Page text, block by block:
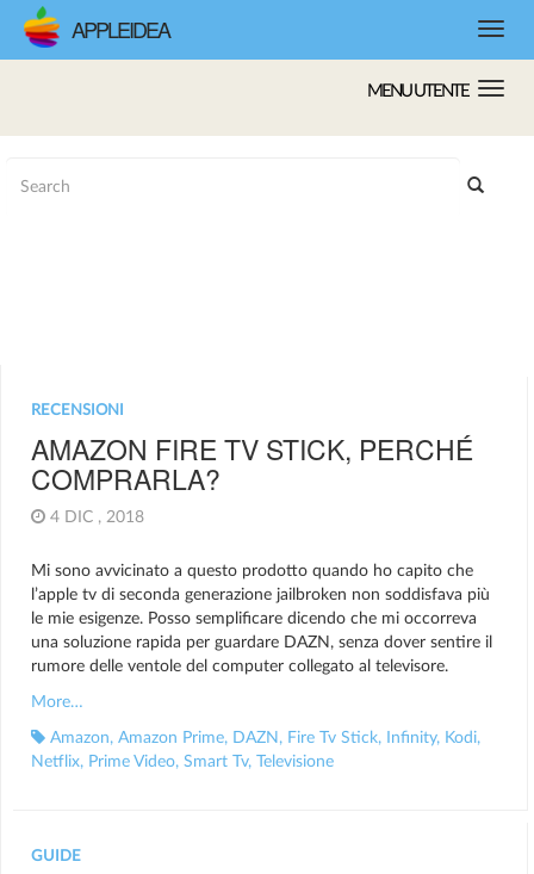
APPLEIDEA
MENU UTENTE
RECENSIONI
AMAZON FIRE TV STICK, PERCHÉ
COMPRARLA?
4 DIC , 2018
Mi sono avvicinato a questo prodotto quando ho capito che
l’apple tv di seconda generazione jailbroken non soddisfava più
le mie esigenze. Posso semplificare dicendo che mi occorreva
una soluzione rapida per guardare DAZN, senza dover sentire il
rumore delle ventole del computer collegato al televisore.
More…
Amazon, Amazon Prime, DAZN , Fire Tv Stick, Infinity, Kodi,
Netflix, Prime Video, Smart Tv, Televisione
GUIDE